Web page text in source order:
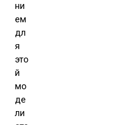
ни
ем
дл
я
это
й
мо
де
ли